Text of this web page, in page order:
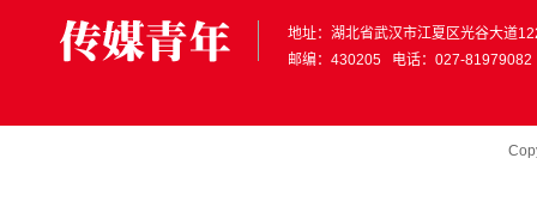
地址： 湖北省武汉市江夏区光谷大道
邮编：430205 电话：027-81979082